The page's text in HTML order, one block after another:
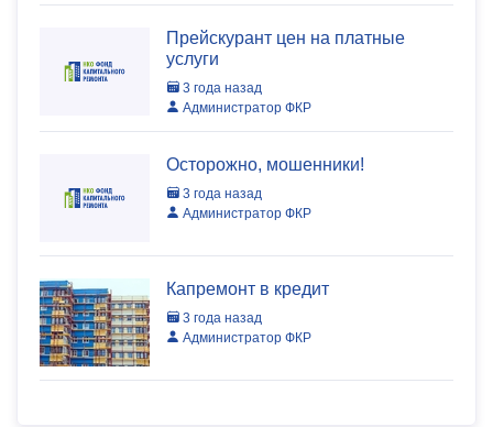
Прейскурант цен на платные
услуги
3 года назад
Администратор ФКР
Осторожно, мошенники!
3 года назад
Администратор ФКР
Капремонт в кредит
3 года назад
Администратор ФКР